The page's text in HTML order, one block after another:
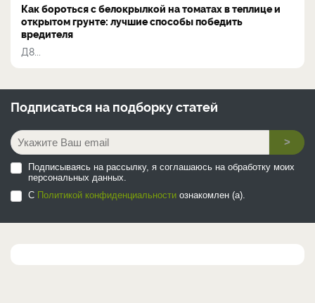
Как бороться с белокрылкой на томатах в теплице и
открытом грунте: лучшие способы победить
вредителя
Д8...
Подписаться на подборку статей
>
Подписываясь на рассылку, я соглашаюсь на обработку моих
персональных данных.
С Политикой конфиденциальности ознакомлен (а).